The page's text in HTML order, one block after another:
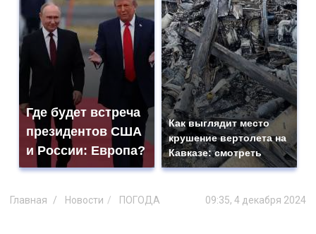
Где будет встреча
президентов США
и России: Европа?
Как выглядит место
крушение вертолета на
Кавказе: смотреть
Главная Новости ПОГОДА 09:35, 4 декабря 2024